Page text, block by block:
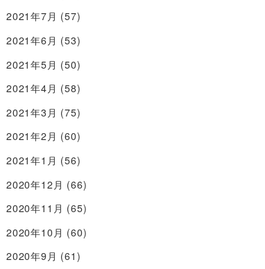
2021年7月 (57)
2021年6月 (53)
2021年5月 (50)
2021年4月 (58)
2021年3月 (75)
2021年2月 (60)
2021年1月 (56)
2020年12月 (66)
2020年11月 (65)
2020年10月 (60)
2020年9月 (61)